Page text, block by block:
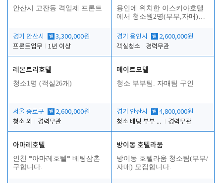
안산시 고잔동 격일제 프론트
경기 안산시 월 3,300,000원
프론트업무
1년 이상
용인에 위치한 이스키아호텔
에서 청소원2명(부부,자매)을
경기 용인시
월 2,600,000원
객실청소
경력무관
레몬트리호텔
청소1명 (객실26개)
서울 종로구 월 2,600,000원
청소 외
경력무관
메이트모텔
청소 부부팀. 자매팀 구인
경기 안산시 월 4,800,000원
청소 배팅 부부 구합니다
경력무관
아마레호텔
인천 *아마레호텔* 베팅삼촌
구합니다.
방이동 호텔라움
방이동 호텔라움 청소팀(부부/
자매) 모집합니다.